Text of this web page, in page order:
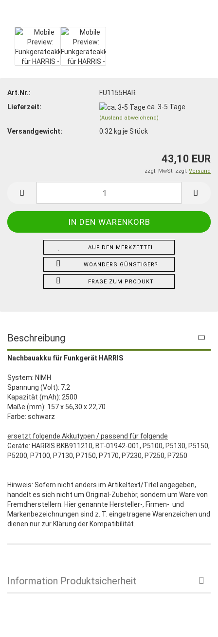
Art.Nr.:
FU1155HAR
Lieferzeit:
ca. 3-5 Tage
(Ausland abweichend)
Versandgewicht: 0.32 kg je Stück
43,10 EUR
zzgl. MwSt. zzgl. Versand
AUF DEN MERKZETTEL
WOANDERS GÜNSTIGER?
FRAGE ZUM PRODUKT
Beschreibung
Nachbauakku für Funkgerät HARRIS
System: NIMH
Spannung (Volt): 7,2
Kapazität (mAh): 2500
Maße (mm): 157 x 56,30 x 22,70
Farbe: schwarz
ersetzt folgende Akkutypen / passend für folgende
Geräte: HARRIS BKB911210, BT-01942-001, P5100, P5130, P5150,
P5200, P7100, P7130, P7150, P7170, P7230, P7250, P7250
Hinweis: Sofern nicht anders im Artikeltext/Titel angegeben,
handelt es sich nicht um Original-Zubehör, sondern um Ware von
Fremdherstellern. Hier genannte Hersteller-, Firmen- und
Markenbezeichnungen sind z. T. eingetragene Warenzeichen und
dienen nur zur Klärung der Kompatibilität.
Information Produktsicherheit